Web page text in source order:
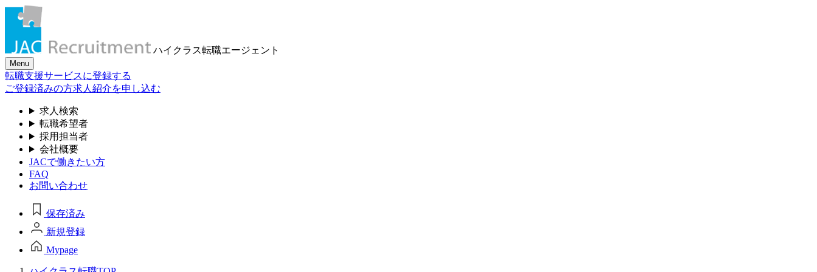
ハイクラス転職エージェント
Menu
転職支援サービスに登録する
ご登録済みの方求人紹介を申し込む
求人検索
転職希望者
採用担当者
会社概要
JACで働きたい方
FAQ
お問い合わせ
保存済み
新規登録
Mypage